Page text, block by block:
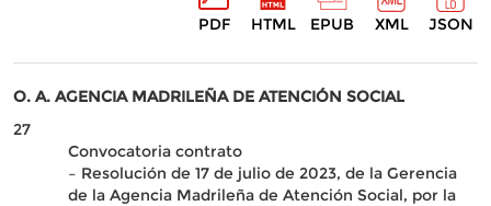
PDF HTML EPUB XML JSON
O. A. AGENCIA MADRILEÑA DE ATENCIÓN SOCIAL
27
Convocatoria contrato
– Resolución de 17 de julio de 2023, de la Gerencia
de la Agencia Madrileña de Atención Social, por la